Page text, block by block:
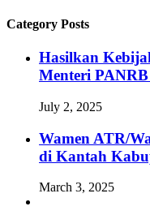
Category Posts
Hasilkan
Menteri
July 2, 2025
Wamen ATR/
di Kantah
March 3, 2025